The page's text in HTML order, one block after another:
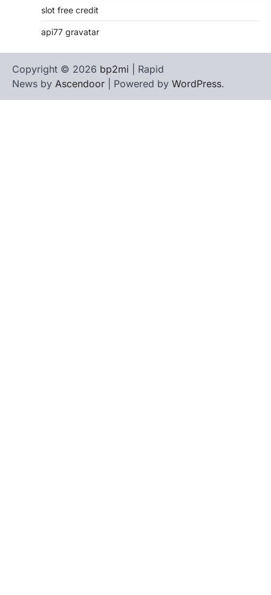
slot free credit
api77 gravatar
Copyright © 2026 bp2mi | Rapid
News by Ascendoor | Powered by WordPress.